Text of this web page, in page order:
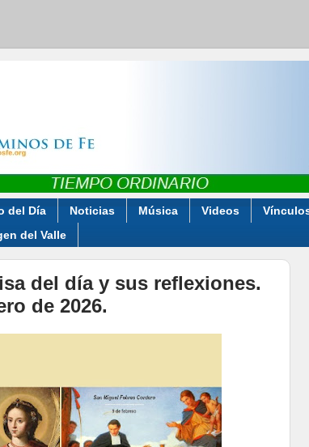
del Día Noticias Música Videos
del Valle
del día y sus reflexiones.
de 2026.